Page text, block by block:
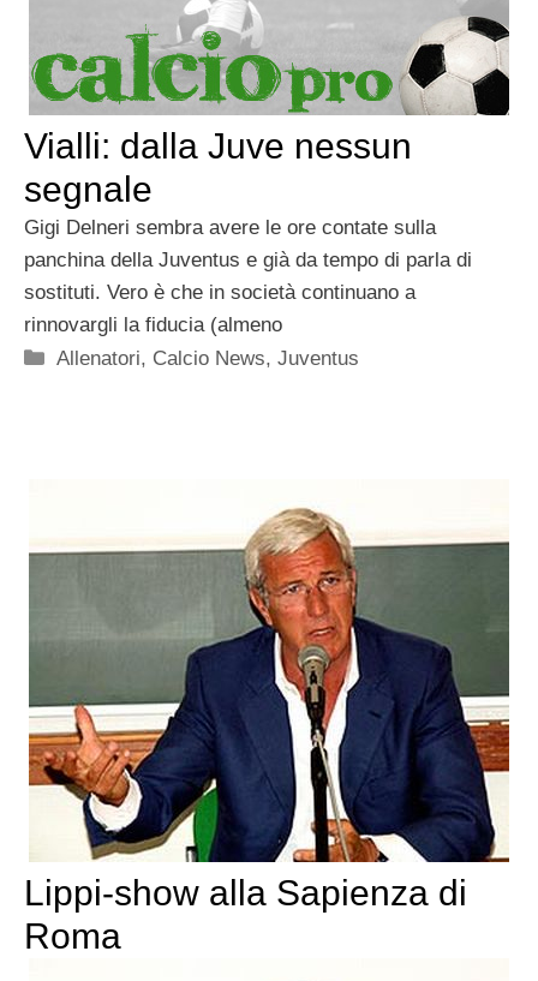
Vialli: dalla Juve nessun
segnale
Gigi Delneri sembra avere le ore contate sulla
panchina della Juventus e già da tempo di parla di
sostituti. Vero è che in società continuano a
rinnovargli la fiducia (almeno
Categorie
Allenatori, Calcio News,Juventus
Lippi-show alla Sapienza di
Roma